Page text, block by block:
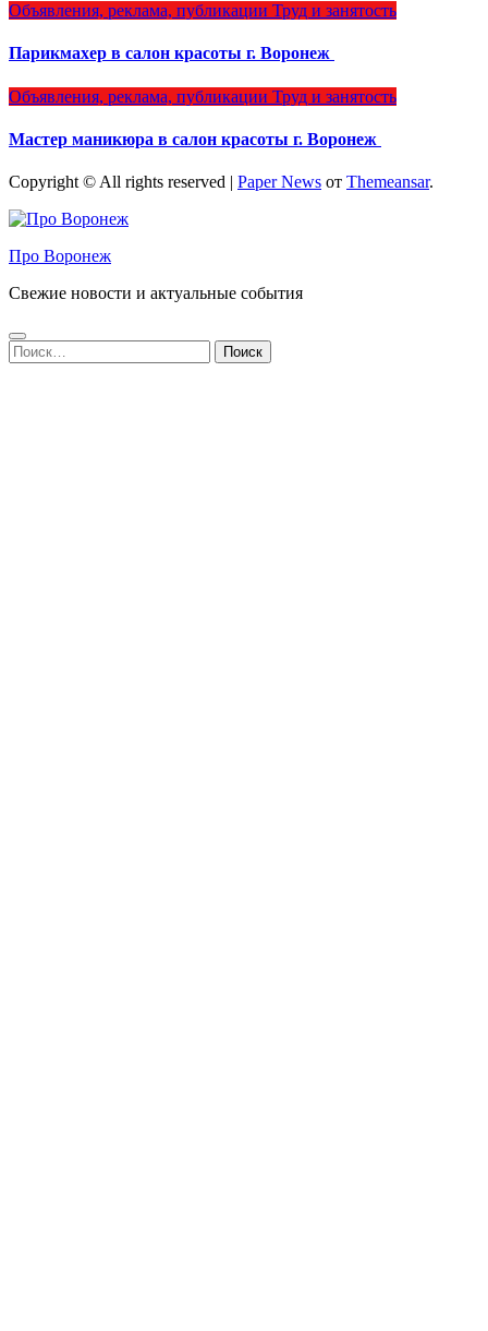
Объявления, реклама, публикации Труд и занятость
Парикмахер в салон красоты г. Воронеж
Объявления, реклама, публикации Труд и занятость
Мастер маникюра в салон красоты г. Воронеж
Copyright © All rights reserved | Paper News от Themeansar.
Про Воронеж
Свежие новости и актуальные события
Найти: